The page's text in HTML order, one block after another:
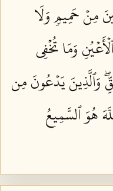
مِنۡ حَمِيمٖ وَلَا
وَمَا تُخۡفِي
وَٱلَّذِينَ يَدۡعُونَ مِن
هُوَ ٱلسَّمِيعُ